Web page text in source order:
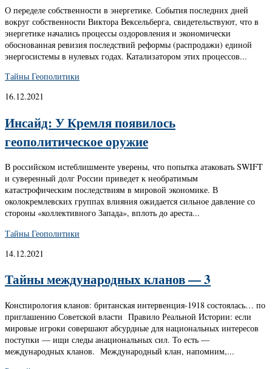
О переделе собственности в энергетике. События последних дней
вокруг собственности Виктора Вексельберга, свидетельствуют, что в
энергетике начались процессы оздоровления и экономически
обоснованная ревизия последствий реформы (распродажи) единой
энергосистемы в нулевых годах. Катализатором этих процессов...
Тайны Геополитики
16.12.2021
Инсайд: У Кремля появилось
геополитическое оружие
В российском истеблишменте уверены, что попытка атаковать SWIFT
и суверенный долг России приведет к необратимым
катастрофическим последствиям в мировой экономике. В
околокремлевских группах влияния ожидается сильное давление со
стороны «коллективного Запада», вплоть до ареста...
Тайны Геополитики
14.12.2021
Тайны международных кланов — 3
Конспирология кланов: британская интервенция-1918 состоялась… по
приглашению Советской власти Правило Реальной Истории: если
мировые игроки совершают абсурдные для национальных интересов
поступки — ищи следы анациональных сил. То есть —
международных кланов. Международный клан, напомним,...